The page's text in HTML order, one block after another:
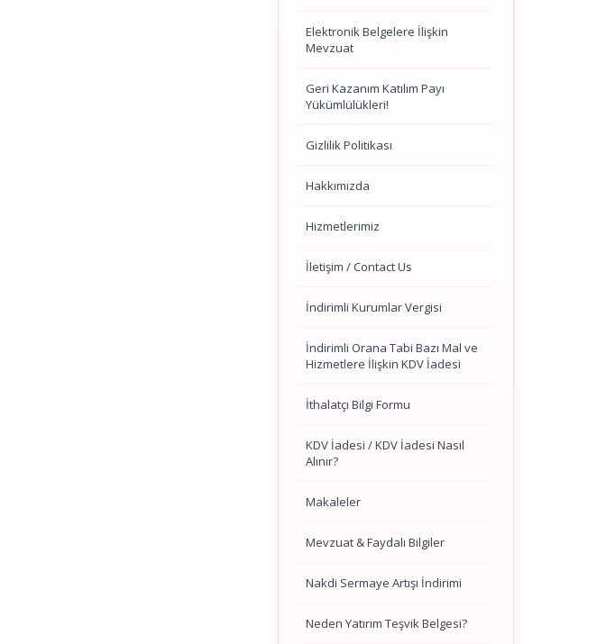
Elektronik Belgelere İlişkin
Mevzuat
Geri Kazanım Katılım Payı
Yükümlülükleri!
Gizlilik Politikası
Hakkımızda
Hizmetlerimiz
İletişim / Contact Us
İndirimli Kurumlar Vergisi
İndirimli Orana Tabi Bazı Mal ve
Hizmetlere İlişkin KDV İadesi
İthalatçı Bilgi Formu
KDV İadesi / KDV İadesi Nasıl
Alınır?
Makaleler
Mevzuat & Faydalı Bilgiler
Nakdi Sermaye Artışı İndirimi
Neden Yatırım Teşvik Belgesi?